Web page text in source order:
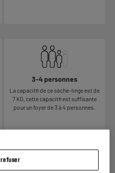
3-4 personnes
La capacité de ce sèche-linge est de
7 KG, cette capacité est suffisante
pour un foyer de 3 à 4 personnes.
refuser